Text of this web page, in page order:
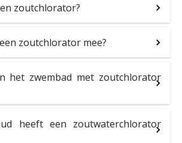
zoutchlorator?
zoutchlorator mee?
het zwembad met zoutchlorator
heeft een zoutwaterchlorator